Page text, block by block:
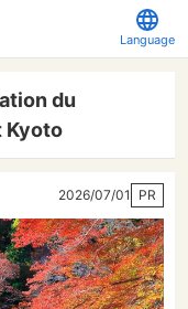
Language
du
Kyoto
2026/07/01 PR